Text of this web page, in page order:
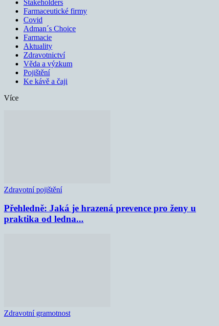
Stakeholders
Farmaceutické firmy
Covid
Adman´s Choice
Farmacie
Aktuality
Zdravotnictví
Věda a výzkum
Pojištění
Ke kávě a čaji
Více
Zdravotní pojištění
Přehledně: Jaká je hrazená prevence pro ženy u
praktika od ledna...
Zdravotní gramotnost